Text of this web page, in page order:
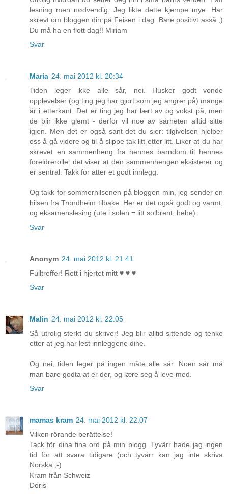
lesning men nødvendig. Jeg likte dette kjempe mye. Har
skrevt om bloggen din på Feisen i dag. Bare positivt asså ;)
Du må ha en flott dag!! Miriam
Svar
Maria 24. mai 2012 kl. 20:34
Tiden leger ikke alle sår, nei. Husker godt vonde
opplevelser (og ting jeg har gjort som jeg angrer på) mange
år i etterkant. Det er ting jeg har lært av og vokst på, men
de blir ikke glemt - derfor vil noe av sårheten alltid sitte
igjen. Men det er også sant det du sier: tilgivelsen hjelper
oss å gå videre og til å slippe tak litt etter litt. Liker at du har
skrevet en sammenheng fra hennes barndom til hennes
foreldrerolle: det viser at den sammenhengen eksisterer og
er sentral. Takk for atter et godt innlegg.
Og takk for sommerhilsenen på bloggen min, jeg sender en
hilsen fra Trondheim tilbake. Her er det også godt og varmt,
og eksamenslesing (ute i solen = litt solbrent, hehe).
Svar
Anonym 24. mai 2012 kl. 21:41
Fulltreffer! Rett i hjertet mitt ♥ ♥ ♥
Svar
Malin 24. mai 2012 kl. 22:05
Så utrolig sterkt du skriver! Jeg blir alltid sittende og tenke
etter at jeg har lest innleggene dine.
Og nei, tiden leger på ingen måte alle sår. Noen sår må
man bare godta at er der, og lære seg å leve med.
Svar
mamas kram 24. mai 2012 kl. 22:07
Vilken rörande berättelse!
Tack för dina fina ord på min blogg. Tyvärr hade jag ingen
tid för att svara tidigare (och tyvärr kan jag inte skriva
Norska ;-)
Kram från Schweiz
Doris